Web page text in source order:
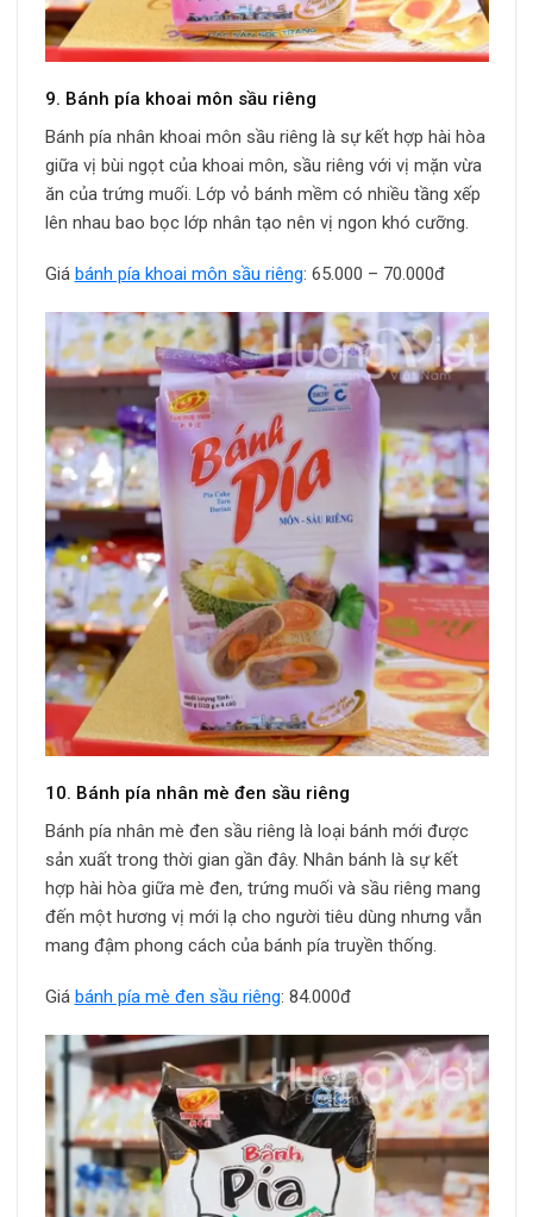
9. Bánh pía khoai môn sầu riêng
Bánh pía nhân khoai môn sầu riêng là sự kết hợp hài hòa
giữa vị bùi ngọt của khoai môn, sầu riêng với vị mặn vừa
ăn của trứng muối. Lớp vỏ bánh mềm có nhiều tầng xếp
lên nhau bao bọc lớp nhân tạo nên vị ngon khó cưỡng.
Giá bánh pía khoai môn sầu riêng: 65.000 – 70.000đ
10. Bánh pía nhân mè đen sầu riêng
Bánh pía nhân mè đen sầu riêng là loại bánh mới được
sản xuất trong thời gian gần đây. Nhân bánh là sự kết
hợp hài hòa giữa mè đen, trứng muối và sầu riêng mang
đến một hương vị mới lạ cho người tiêu dùng nhưng vẫn
mang đậm phong cách của bánh pía truyền thống.
Giá bánh pía mè đen sầu riêng: 84.000đ